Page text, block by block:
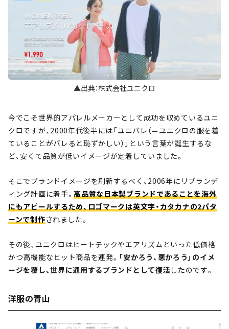
▲出典：株式会社ユニクロ
今でこそ世界的アパレルメーカーとして成功を収めているユニ
クロですが、2000年代後半には「ユニバレ（＝ユニクロの服を着
ていることがバレると恥ずかしい）」という言葉が誕生するな
ど、安くて品質が低いイメージが定着していました。
そこでブランドイメージを刷新するべく、2006年にリブランデ
ィング計画に着手。高品質な日本製ブランドであることを海外
にもアピールするため、ロゴマークは英文字・カタカナの2パタ
ーンで制作されました。
その後、ユニクロはヒートテックやエアリズムといった低価格
かつ高機能なヒット商品を連発。 「安かろう、悪かろう」のイメ
ージを覆し、世界に通用するブランドとして復活したのです。
洋服の青山